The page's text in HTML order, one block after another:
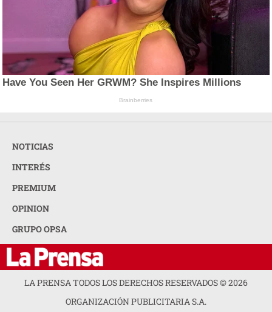
Have You Seen Her GRWM? She Inspires Millions
Brainberries
NOTICIAS
INTERÉS
PREMIUM
OPINION
GRUPO OPSA
LA PRENSA TODOS LOS DERECHOS RESERVADOS ©2026
ORGANIZACIÓN PUBLICITARIA S.A.